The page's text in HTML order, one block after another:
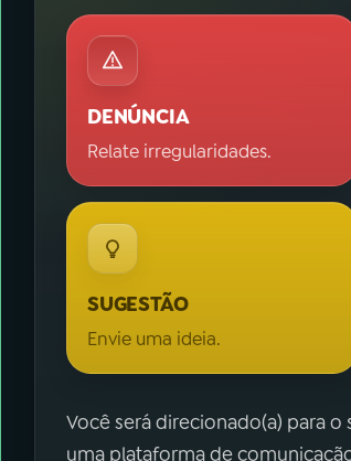
DENÚNCIA
Relate irregularidades.
SUGESTÃO
Envie uma ideia.
Você será direcionado(a) para o
uma plataforma de